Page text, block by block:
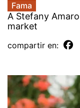
Fama
A Stefany
market
compartir en: